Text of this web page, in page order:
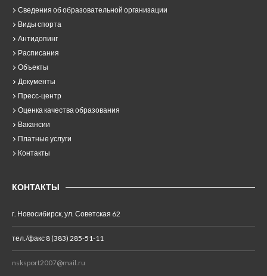
Сведения об образовательной организации
Виды спорта
Антидопинг
Расписания
Объекты
Документы
Пресс-центр
Оценка качества образования
Вакансии
Платные услуги
Контакты
КОНТАКТЫ
г. Новосибирск, ул. Советская 62
тел./факс 8 (383) 285-51-11
nsksport2007@mail.ru